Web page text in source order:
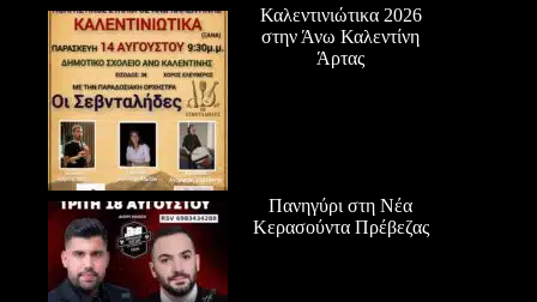
Καλεντινιώτικα 2026
στην Άνω Καλεντίνη
Άρτας
Πανηγύρι στη Νέα
Κερασούντα Πρέβεζας